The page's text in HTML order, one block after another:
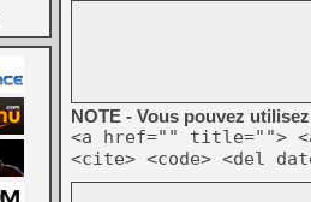
NOTE - Vous pouvez
<a href="" title="">
<cite> <code> <del